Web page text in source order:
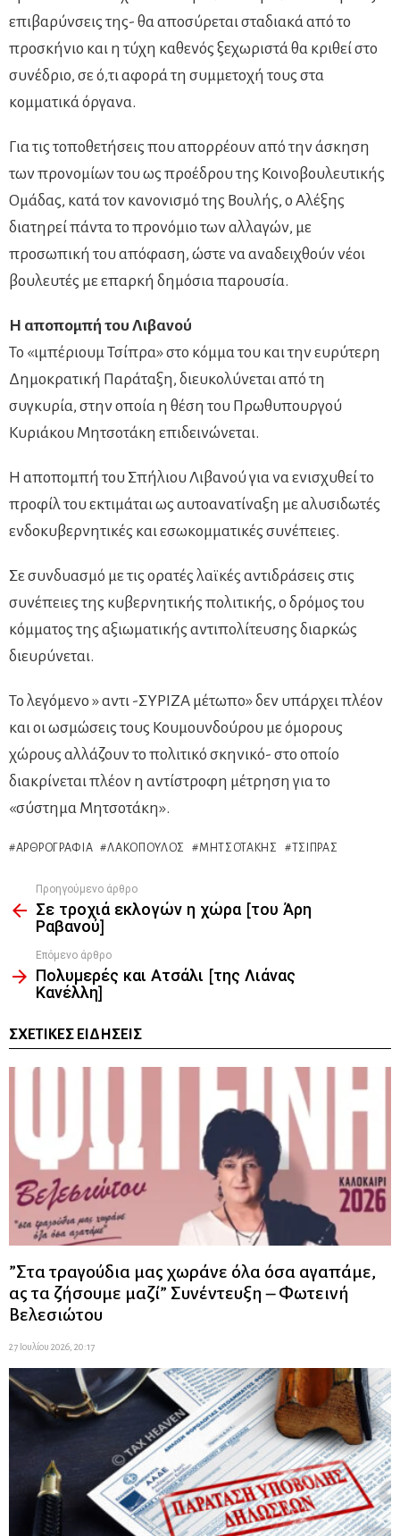
επιβαρύνσεις της- θα αποσύρεται σταδιακά από το
προσκήνιο και η τύχη καθενός ξεχωριστά θα κριθεί στο
συνέδριο, σε ό,τι αφορά τη συμμετοχή τους στα
κομματικά όργανα.
Για τις τοποθετήσεις που απορρέουν από την άσκηση
των προνομίων του ως προέδρου της Κοινοβουλευτικής
Ομάδας, κατά τον κανονισμό της Βουλής, ο Αλέξης
διατηρεί πάντα το προνόμιο των αλλαγών, με
προσωπική του απόφαση, ώστε να αναδειχθούν νέοι
βουλευτές με επαρκή δημόσια παρουσία.
Η αποπομπή του Λιβανού
Το «ιμπέριουμ Τσίπρα» στο κόμμα του και την ευρύτερη
Δημοκρατική Παράταξη, διευκολύνεται από τη
συγκυρία, στην οποία η θέση του Πρωθυπουργού
Κυριάκου Μητσοτάκη επιδεινώνεται.
Η αποπομπή του Σπήλιου Λιβανού για να ενισχυθεί το
προφίλ του εκτιμάται ως αυτοανατίναξη με αλυσιδωτές
ενδοκυβερνητικές και εσωκομματικές συνέπειες.
Σε συνδυασμό με τις ορατές λαϊκές αντιδράσεις στις
συνέπειες της κυβερνητικής πολιτικής, ο δρόμος του
κόμματος της αξιωματικής αντιπολίτευσης διαρκώς
διευρύνεται.
Το λεγόμενο » αντι -ΣΥΡΙΖΑ μέτωπο» δεν υπάρχει πλέον
και οι ωσμώσεις τους Κουμουνδούρου με όμορους
χώρους αλλάζουν το πολιτικό σκηνικό- στο οποίο
διακρίνεται πλέον η αντίστροφη μέτρηση για το
«σύστημα Μητσοτάκη».
ΑΡΘΡΟΓΡΑΦΊΑ ΛΑΚΌΠΟΥΛΟΣ ΜΗΤΣΟΤΆΚΗΣ ΤΣΊΠΡΑΣ
more
Προηγούμενο άρθρο
Σε τροχιά εκλογών η χώρα [του Άρη
Ραβανού]
Επόμενο άρθρο
Πολυμερές και Ατσάλι [της Λιάνας
Κανέλλη]
ΣΧΕΤΙΚΈΣ ΕΙΔΉΣΕΙΣ
”Στα τραγούδια μας χωράνε όλα όσα αγαπάμε,
ας τα ζήσουμε μαζί” Συνέντευξη – Φωτεινή
Βελεσιώτου
27 Ιουλίου 2026, 20:17